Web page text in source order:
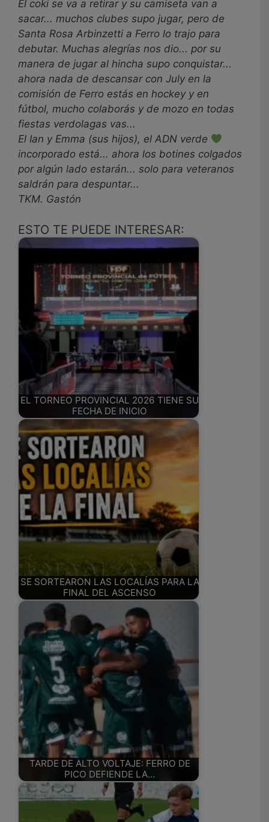
El coki se va a retirar y su camiseta van a
sacar... muchos clubes supo jugar, pero de
Santa Rosa Arbinzetti a Ferro lo trajo para
debutar. Muchas alegrías nos dio... por su
manera de jugar al hincha supo conquistar...
ahora nada de descansar con July en la
comisión de Ferro estás en hockey y en
fútbol, mucho colaborás y de mozo en todas
fiestas verdolagas vas...
El Ian y Emma (sus hijos), el ADN verde
incorporado está... ahora los botines colgados
por algún lado estarán... solo para veteranos
saldrán para despuntar...
TKM. Gastón
ESTO TE PUEDE INTERESAR:
EL TORNEO PROVINCIAL 2026 TIENE SU
FECHA DE INICIO
SE SORTEARON LAS LOCALÍAS PARA LA
FINAL DEL ASCENSO
TARDE DE ALTO VOLTAJE: FERRO DE
PICO DEFIENDE LA…